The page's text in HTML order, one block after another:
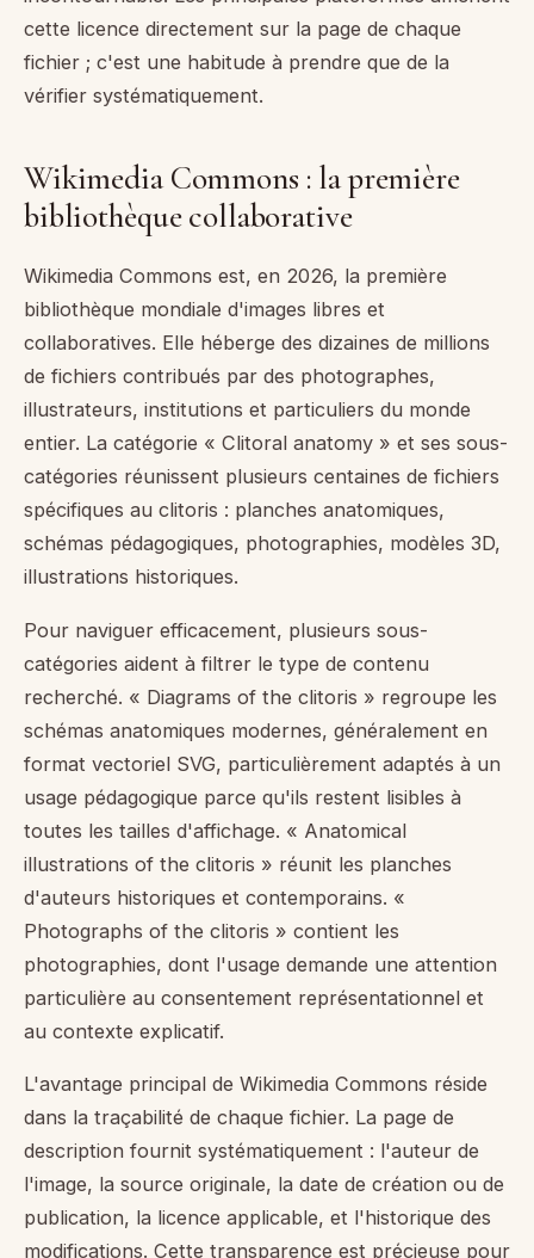
cette licence directement sur la page de chaque
fichier ; c'est une habitude à prendre que de la
vérifier systématiquement.
Wikimedia Commons : la première
bibliothèque collaborative
Wikimedia Commons est, en 2026, la première
bibliothèque mondiale d'images libres et
collaboratives. Elle héberge des dizaines de millions
de fichiers contribués par des photographes,
illustrateurs, institutions et particuliers du monde
entier. La catégorie « Clitoral anatomy » et ses sous-
catégories réunissent plusieurs centaines de fichiers
spécifiques au clitoris : planches anatomiques,
schémas pédagogiques, photographies, modèles 3D,
illustrations historiques.
Pour naviguer efficacement, plusieurs sous-
catégories aident à filtrer le type de contenu
recherché. « Diagrams of the clitoris » regroupe les
schémas anatomiques modernes, généralement en
format vectoriel SVG, particulièrement adaptés à un
usage pédagogique parce qu'ils restent lisibles à
toutes les tailles d'affichage. « Anatomical
illustrations of the clitoris » réunit les planches
d'auteurs historiques et contemporains. «
Photographs of the clitoris » contient les
photographies, dont l'usage demande une attention
particulière au consentement représentationnel et
au contexte explicatif.
L'avantage principal de Wikimedia Commons réside
dans la traçabilité de chaque fichier. La page de
description fournit systématiquement : l'auteur de
l'image, la source originale, la date de création ou de
publication, la licence applicable, et l'historique des
modifications. Cette transparence est précieuse pour